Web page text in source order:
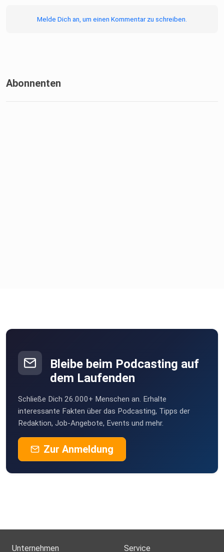
Melde Dich an, um einen Kommentar zu schreiben.
Abonnenten
Bleibe beim Podcasting auf
dem Laufenden
Schließe Dich 26.000+ Menschen an. Erhalte
interessante Fakten über das Podcasting, Tipps der
Redaktion, Job-Angebote, Events und mehr.
Zur Anmeldung
Unternehmen Service